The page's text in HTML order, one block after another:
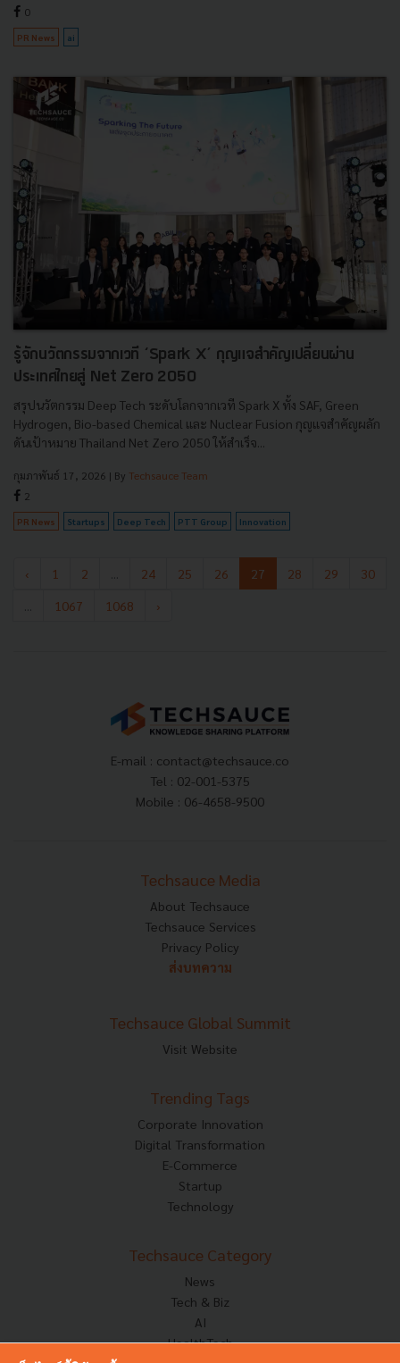
0
PR News ai
รู้จักนวัตกรรมจากเวที ‘Spark X’ กุญแจสำคัญเปลี่ยนผ่าน
ประเทศไทยสู่ Net Zero 2050
สรุปนวัตกรรม Deep Tech ระดับโลกจากเวที Spark X ทั้ง SAF, Green
Hydrogen, Bio-based Chemical และ Nuclear Fusion กุญแจสำคัญผลัก
ดันเป้าหมาย Thailand Net Zero 2050 ให้สำเร็จ...
กุมภาพันธ์ 17, 2026 | By Techsauce Team
2
PR News Startups Deep Tech PTT Group Innovation
‹ 1 2 24 25 26 27 28 29
30
1067 1068 ›
E-mail : contact@techsauce.co
Tel : 02-001-5375
Mobile : 06-4658-9500
Techsauce Media
About Techsauce
Techsauce Services
Privacy Policy
ส่งบทความ
Techsauce Global Summit
Visit Website
Trending Tags
Corporate Innovation
Digital Transformation
E-Commerce
Startup
Technology
Techsauce Category
News
Tech & Biz
AI
HealthTech